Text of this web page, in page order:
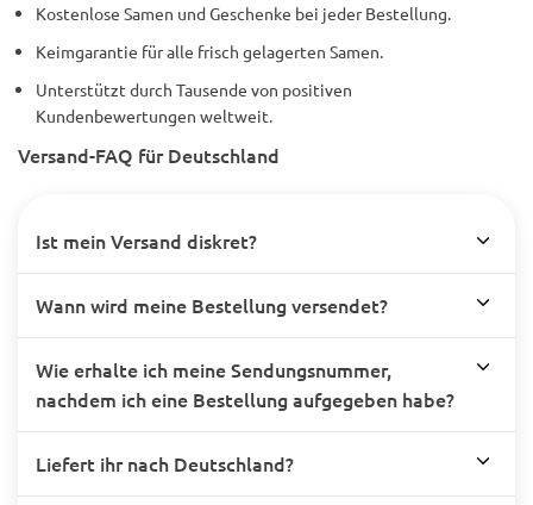
Kostenlose Samen und Geschenke bei jeder Bestellung.
Keimgarantie für alle frisch gelagerten Samen.
Unterstützt durch Tausende von positiven
Kundenbewertungen weltweit.
Versand-FAQ für Deutschland
Ist mein Versand diskret?
Wann wird meine Bestellung versendet?
Wie erhalte ich meine Sendungsnummer,
nachdem ich eine Bestellung aufgegeben habe?
Liefert ihr nach Deutschland?